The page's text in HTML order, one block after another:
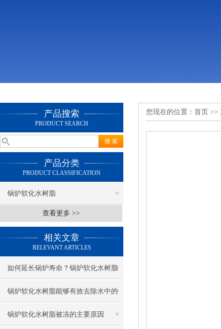
产品搜索
PRODUCT SEARCH
产品分类
PRODUCT CLASSIFICATION
锅炉软化水树脂
查看更多 >>
相关文章
RELEVANT ARTICLES
如何延长锅炉寿命？锅炉软化水树脂
的秘密
锅炉软化水树脂能够有效去除水中的
硬度离子，保护锅炉设备
锅炉软化水树脂被冻的主要原因
您现在的位置： 首页 >>